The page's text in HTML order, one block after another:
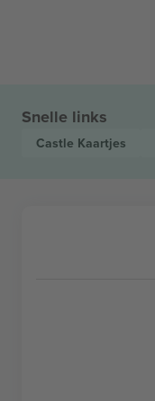
Snelle links
Castle Kaartjes